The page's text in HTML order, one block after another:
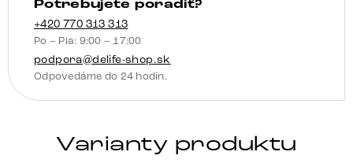
prírodná
vrecková
pružina
Potrebujete poradiť?
+420 770 313 313
Po – Pia: 9:00 – 17:00
podpora@delife-shop.sk
Odpovedáme do 24 hodín.
Varianty produktu